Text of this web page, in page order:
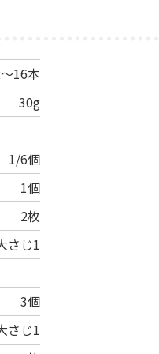
16本
30g
1/6個
1個
2枚
さじ1
3個
さじ1